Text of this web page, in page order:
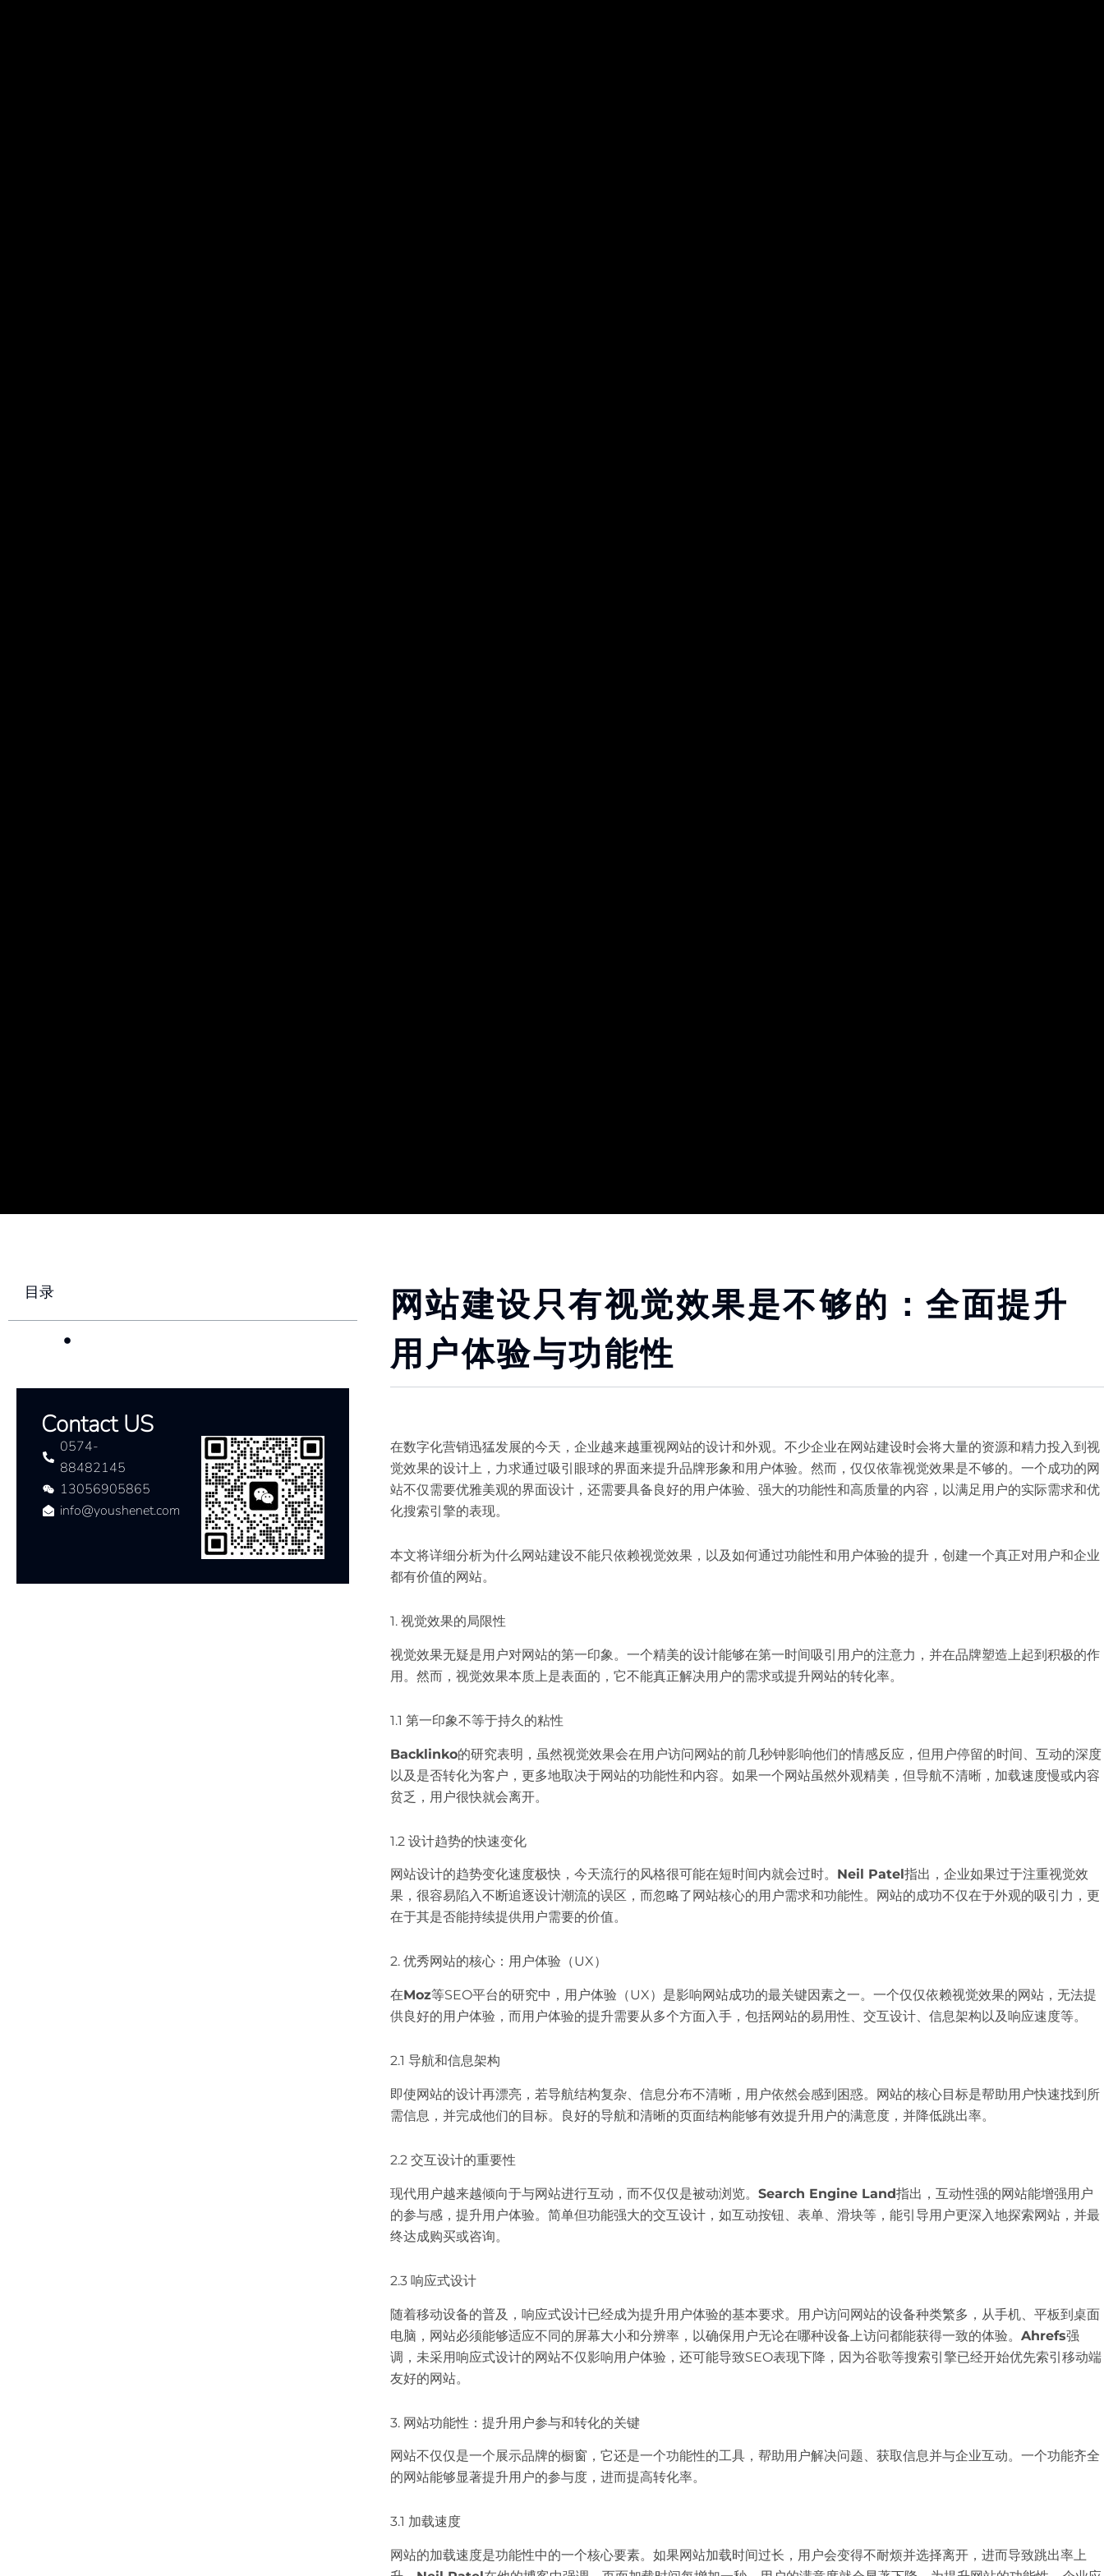
目录
Contact US
0574-
88482145
13056905865
info@youshenet.com
网站建设只有视觉效果是不够的：全面提升
用户体验与功能性
在数字化营销迅猛发展的今天，企业越来越重视网站的设计和外观。不少企业在网站建设时会将大量的资源和精力投入到视
觉效果的设计上，力求通过吸引眼球的界面来提升品牌形象和用户体验。然而，仅仅依靠视觉效果是不够的。一个成功的网
站不仅需要优雅美观的界面设计，还需要具备良好的用户体验、强大的功能性和高质量的内容，以满足用户的实际需求和优
化搜索引擎的表现。
本文将详细分析为什么网站建设不能只依赖视觉效果，以及如何通过功能性和用户体验的提升，创建一个真正对用户和企业
都有价值的网站。
1. 视觉效果的局限性
视觉效果无疑是用户对网站的第一印象。一个精美的设计能够在第一时间吸引用户的注意力，并在品牌塑造上起到积极的作
用。然而，视觉效果本质上是表面的，它不能真正解决用户的需求或提升网站的转化率。
1.1 第一印象不等于持久的粘性
Backlinko的研究表明，虽然视觉效果会在用户访问网站的前几秒钟影响他们的情感反应，但用户停留的时间、互动的深度
以及是否转化为客户，更多地取决于网站的功能性和内容。如果一个网站虽然外观精美，但导航不清晰，加载速度慢或内容
贫乏，用户很快就会离开。
1.2 设计趋势的快速变化
网站设计的趋势变化速度极快，今天流行的风格很可能在短时间内就会过时。 Neil Patel 指出，企业如果过于注重视觉效
果，很容易陷入不断追逐设计潮流的误区，而忽略了网站核心的用户需求和功能性。网站的成功不仅在于外观的吸引力，更
在于其是否能持续提供用户需要的价值。
2. 优秀网站的核心：用户体验（UX）
在Moz等SEO平台的研究中，用户体验（UX）是影响网站成功的最关键因素之一。一个仅仅依赖视觉效果的网站，无法提
供良好的用户体验，而用户体验的提升需要从多个方面入手，包括网站的易用性、交互设计、信息架构以及响应速度等。
2.1 导航和信息架构
即使网站的设计再漂亮，若导航结构复杂、信息分布不清晰，用户依然会感到困惑。网站的核心目标是帮助用户快速找到所
需信息，并完成他们的目标。良好的导航和清晰的页面结构能够有效提升用户的满意度，并降低跳出率。
2.2 交互设计的重要性
现代用户越来越倾向于与网站进行互动，而不仅仅是被动浏览。 Search Engine Land指出，互动性强的网站能增强用户
的参与感，提升用户体验。简单但功能强大的交互设计，如互动按钮、表单、滑块等，能引导用户更深入地探索网站，并最
终达成购买或咨询。
2.3 响应式设计
随着移动设备的普及，响应式设计已经成为提升用户体验的基本要求。用户访问网站的设备种类繁多，从手机、平板到桌面
电脑，网站必须能够适应不同的屏幕大小和分辨率，以确保用户无论在哪种设备上访问都能获得一致的体验。 Ahrefs强
调，未采用响应式设计的网站不仅影响用户体验，还可能导致SEO表现下降，因为谷歌等搜索引擎已经开始优先索引移动端
友好的网站。
3. 网站功能性：提升用户参与和转化的关键
网站不仅仅是一个展示品牌的橱窗，它还是一个功能性的工具，帮助用户解决问题、获取信息并与企业互动。一个功能齐全
的网站能够显著提升用户的参与度，进而提高转化率。
3.1 加载速度
网站的加载速度是功能性中的一个核心要素。如果网站加载时间过长，用户会变得不耐烦并选择离开，进而导致跳出率上